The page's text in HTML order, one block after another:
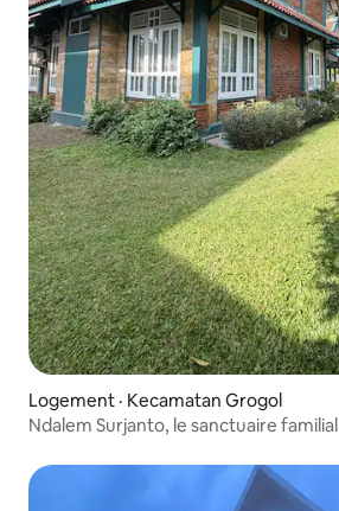
Logement · Kecamatan Grogol
Ndalem Surjanto, le sanctuaire familial